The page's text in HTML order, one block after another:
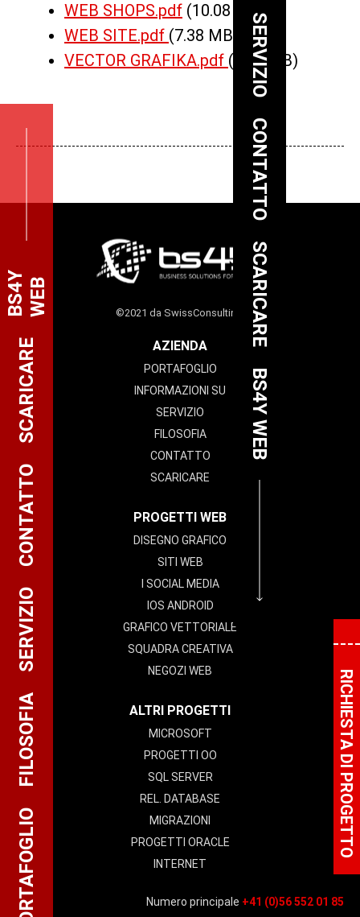
WEB SHOPS.pdf (10.08 MB)
WEB SITE.pdf (7.38 MB)
VECTOR GRAFIKA.pdf (4.21 MB)
©2021 da SwissConsulting.
AZIENDA
PORTAFOGLIO
INFORMAZIONI SU
SERVIZIO
FILOSOFIA
CONTATTO
SCARICARE
PROGETTI WEB
DISEGNO GRAFICO
SITI WEB
I SOCIAL MEDIA
IOS ANDROID
GRAFICO VETTORIALE
SQUADRA CREATIVA
NEGOZI WEB
ALTRI PROGETTI
MICROSOFT
PROGETTI OO
SQL SERVER
REL. DATABASE
MIGRAZIONI
PROGETTI ORACLE
INTERNET
Numero principale +41 (0)56 552 01 85
SERVIZIO
CONTATTO
SCARICARE
BS4Y WEB
PORTAFOGLIO
FILOSOFIA
SERVIZIO
CONTATTO
SCARICARE
B
S
4
Y
W
E B
RICHIESTA DI PROGETTO